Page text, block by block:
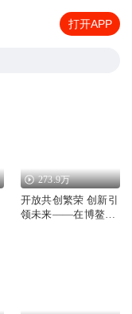
打开APP
273.9万
开放共创繁荣 创新引
领未来——在博鳌亚